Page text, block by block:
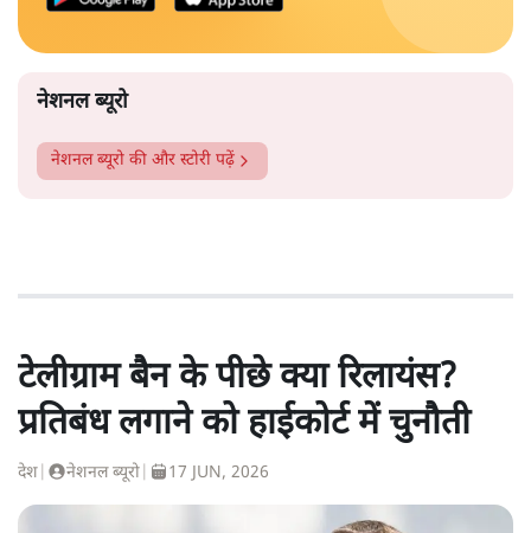
नेशनल ब्यूरो
नेशनल ब्यूरो की और स्टोरी पढ़ें
टेलीग्राम बैन के पीछे क्या रिलायंस?
प्रतिबंध लगाने को हाईकोर्ट में चुनौती
देश नेशनल ब्यूरो 17 JUN, 2026